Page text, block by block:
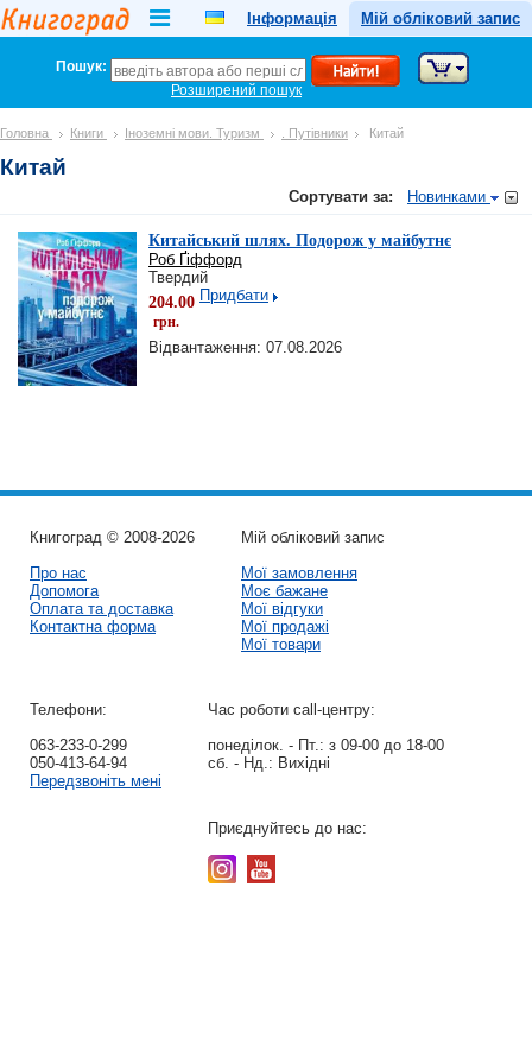
Інформація Мій обліковий запис
Пошук:
Розширений пошук
Головна Книги Іноземні мови. Туризм . Путівники Китай
Китай
Сортувати за: Новинками
Китайський шлях. Подорож у майбутнє
Роб Ґіффорд
Твердий
204.00
грн.
Придбати
Відвантаження: 07.08.2026
Книгоград © 2008-2026
Про нас
Допомога
Оплата та доставка
Контактна форма
Мій обліковий запис
Мої замовлення
Моє бажане
Мої відгуки
Мої продажі
Мої товари
Телефони:
063-233-0-299
050-413-64-94
Передзвоніть мені
Час роботи call-центру:
понеділок. - Пт.: з 09-00 до 18-00
сб. - Нд.: Вихідні
Приєднуйтесь до нас: